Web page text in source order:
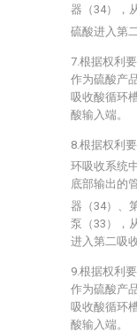
器（34），
硫酸进入第
7.根据权利
作为硫酸产
吸收酸循环
酸输入端。
8.根据权利
环吸收系统
底部输出的
器（34）、
泵（33），
进入第二吸
9.根据权利
作为硫酸产
吸收酸循环
酸输入端。